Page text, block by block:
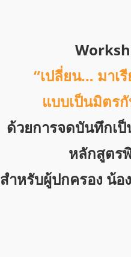
“เปลี่ยน… มาเ
แบบเป็นมิตร
ด้วยการจดบันทึกเ
หลักสูตร
สำหรับผู้ปกครอง น้อ